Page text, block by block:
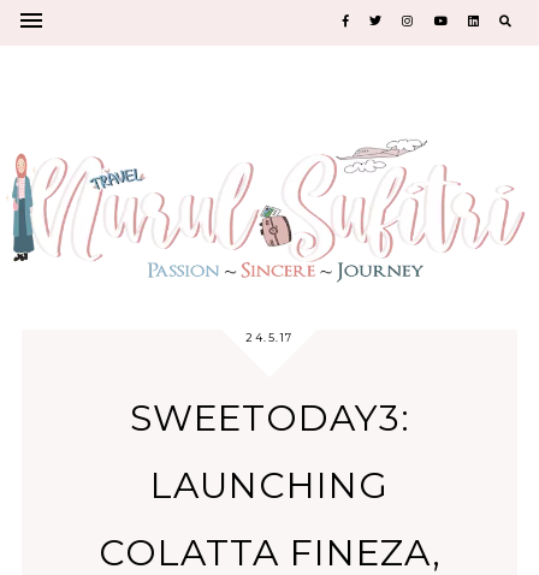
24.5.17
SWEETODAY3:
LAUNCHING
COLATTA FINEZA,